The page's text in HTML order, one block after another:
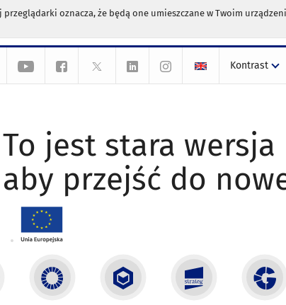
oznacza, że będą one umieszczane w Twoim
Kontrast
To jest stara
aby przejść do